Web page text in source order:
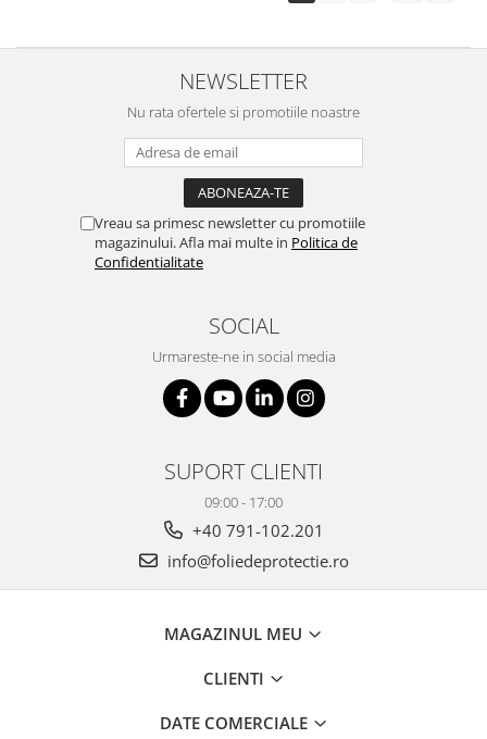
NEWSLETTER
Nu rata ofertele si promotiile noastre
Vreau sa primesc newsletter cu promotiile
magazinului. Afla mai multe in Politica de
Confidentialitate
SOCIAL
Urmareste-ne in social media
SUPORT CLIENTI
09:00 - 17:00
+40 791-102.201
info@foliedeprotectie.ro
MAGAZINUL MEU
CLIENTI
DATE COMERCIALE